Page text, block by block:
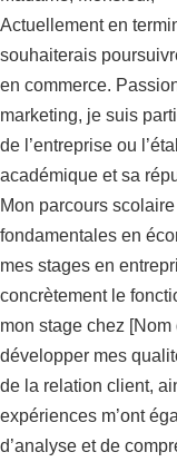
Actuellement en
souhaiterais
en commerce.
marketing, je suis
de l’entreprise ou
académique et sa
Mon parcours
fondamentales en
mes stages en
concrètement le
mon stage chez [Nom
développer mes
de la relation client,
expériences m’ont
d’analyse et de